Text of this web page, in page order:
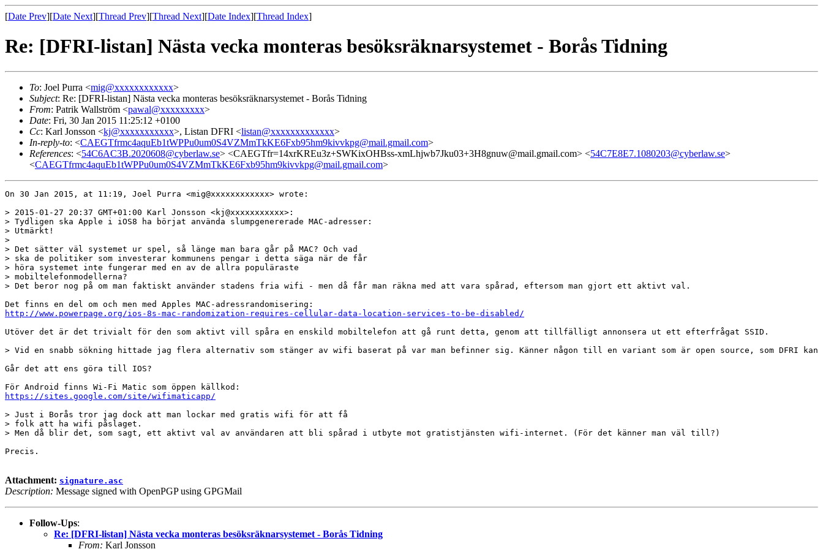
[Date Prev][Date Next][Thread Prev][Thread Next][Date Index][Thread Index]
Re: [DFRI-listan] Nästa vecka monteras besöksräknarsystemet - Borås Tidning
To: Joel Purra <mig@xxxxxxxxxxxx>
Subject: Re: [DFRI-listan] Nästa vecka monteras besöksräknarsystemet - Borås Tidning
From: Patrik Wallström <pawal@xxxxxxxxx>
Date: Fri, 30 Jan 2015 11:25:12 +0100
Cc: Karl Jonsson <kj@xxxxxxxxxxx>, Listan DFRI <listan@xxxxxxxxxxxxx>
In-reply-to: <CAEGTfrmc4aquEb1tWPPu0um0S4VZMmTkKE6Fxb95hm9kivvkpg@mail.gmail.com>
References: <54C6AC3B.2020608@cyberlaw.se> <CAEGTfr=14xrKREu3z+SWKixOHBss-xmLhjwb7Jku03+3H8gnuw@mail.gmail.com> <54C7E8E7.1080203@cyberlaw.se>
<CAEGTfrmc4aquEb1tWPPu0um0S4VZMmTkKE6Fxb95hm9kivvkpg@mail.gmail.com>
On 30 Jan 2015, at 11:19, Joel Purra <mig@xxxxxxxxxxxx> wrote:
> 2015-01-27 20:37 GMT+01:00 Karl Jonsson <kj@xxxxxxxxxxx>:
> Tydligen ska Apple i iOS8 ha börjat använda slumpgenererade MAC-adresser:
> Utmärkt!
>
> Det sätter väl systemet ur spel, så länge man bara går på MAC? Och vad
> ska de politiker som investerar kommunens pengar i detta säga när de får
> höra systemet inte fungerar med en av de allra populäraste
> mobiltelefonmodellerna?
> Det beror nog på om man faktiskt använder stadens fria wifi - men då får man räkna med att vara spårad, eftersom man gjort ett aktivt val.
http://www.powerpage.org/ios-8s-mac-randomization-requires-cellular-data-location-services-to-be-disabled/
Utöver det är det trivialt för den som aktivt vill spåra en enskild mobiltelefon att gå runt detta, genom att tillfälligt annonsera ut ett efterfrågat SSID.
> Vid en snabb sökning hittade jag flera alternativ som stänger av wifi baserat på var man befinner sig. Känner någon till en variant som är open source, som DFRI kan
Går det att ens göra till IOS?
https://sites.google.com/site/wifimaticapp/
> Just i Borås tror jag dock att man lockar med gratis wifi för att få
> folk att ha wifi påslaget.
> Men då blir det, som sagt, ett aktivt val av användaren att bli spårad i utbyte mot gratistjänsten wifi-internet. (För det känner man väl till?)
Precis.
Attachment: signature.asc
Description: Message signed with OpenPGP using GPGMail
Follow-Ups:
Re: [DFRI-listan] Nästa vecka monteras besöksräknarsystemet - Borås Tidning
From: Karl Jonsson